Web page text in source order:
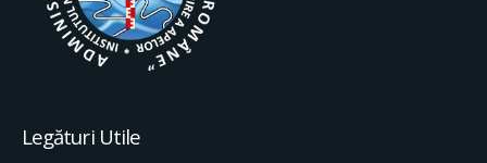
Legături Utile